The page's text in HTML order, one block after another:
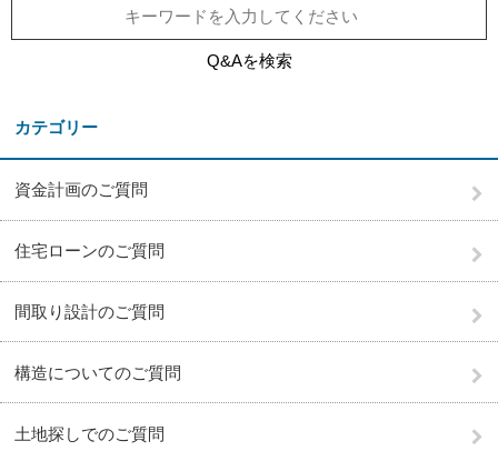
Q&Aを検索
カテゴリー
資金計画のご質問
住宅ローンのご質問
間取り設計のご質問
構造についてのご質問
土地探しでのご質問